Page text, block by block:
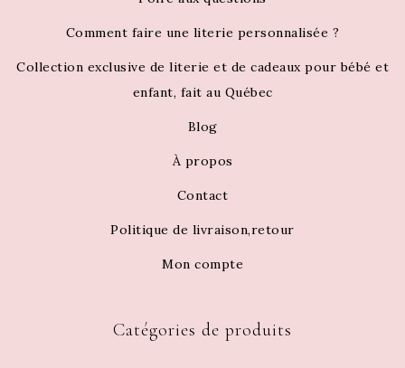
Comment faire une literie personnalisée ?
Collection exclusive de literie et de cadeaux pour bébé et
enfant, fait au Québec
Blog
À propos
Contact
Politique de livraison,retour
Mon compte
Catégories de produits